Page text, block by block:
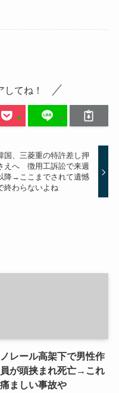
てね！
国、三菱重の特許差し押
えへ 徴用工訴訟で来週
降→ここまでされて遺憾
終わらないよね
レール高架下で男性作
が頭挟まれ死亡→これ
ましい事故や